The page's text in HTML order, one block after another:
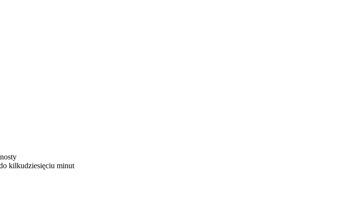
kilkudziesięciu minut